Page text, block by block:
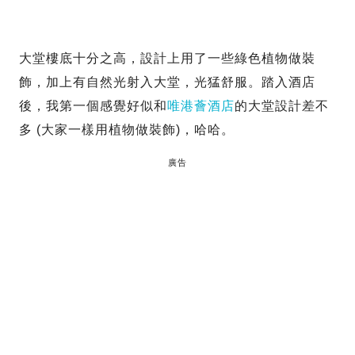
大堂樓底十分之高，設計上用了一些綠色植物做裝
飾，加上有自然光射入大堂，光猛舒服。踏入酒店
後，我第一個感覺好似和唯港薈酒店的大堂設計差不
多 (大家一樣用植物做裝飾)，哈哈。
廣告